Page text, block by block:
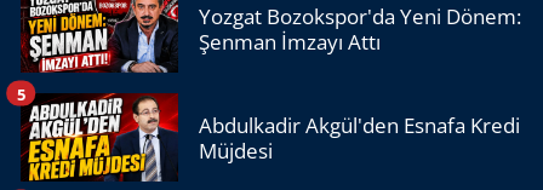
Yozgat Bozokspor'da Yeni Dönem:
Şenman İmzayı Attı
Abdulkadir Akgül'den Esnafa Kredi
Müjdesi
5